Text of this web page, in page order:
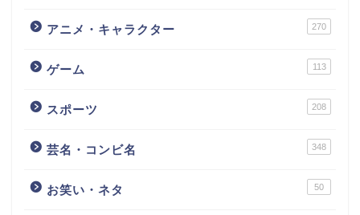
アニメ・キャラクター 270
ゲーム 113
スポーツ 208
芸名・コンビ名 348
お笑い・ネタ 50